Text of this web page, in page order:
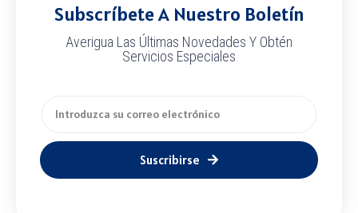
Subscríbete A Nuestro Boletín
Averigua Las Últimas Novedades Y Obtén
Servicios Especiales
Suscribirse